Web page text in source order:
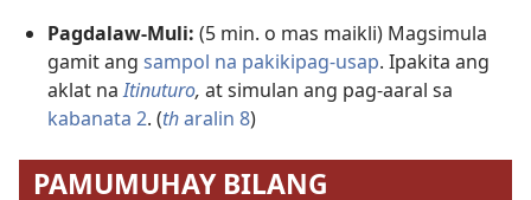
Pagdalaw-Muli: (5 min. o mas maikli) Magsimula
gamit ang sampol na pakikipag-usap. Ipakita ang
aklat naItinuturo, at simulan ang pag-aaral sa
kabanata 2. (tharalin 8)
PAMUMUHAY BILANG